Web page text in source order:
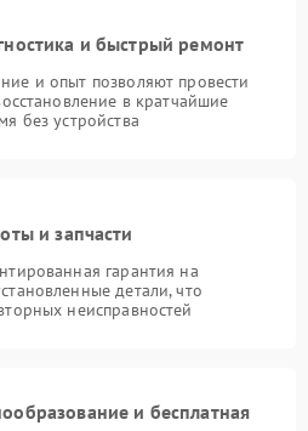
и быстрый ремонт
и опыт позволяют провести
в кратчайшие
без устройства
и запчасти
гарантия на
детали, что
неисправностей
и бесплатная